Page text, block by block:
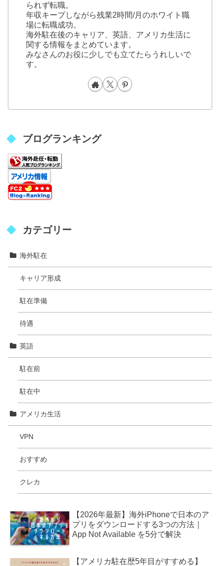
られず転職。
年収キープしながら残業2時間/月のホワイト職
場に転職成功。
海外駐在後のキャリア、英語、アメリカ生活に
関する情報をまとめています。
みなさんのお役に少しでも立てたらうれしいで
す。
ブログランキング
カテゴリー
海外駐在
キャリア形成
駐在準備
待遇
英語
駐在前
駐在中
アメリカ生活
VPN
おすすめ
クレカ
【2026年最新】海外iPhoneで日本のア
プリをダウンロードする3つの方法｜
App Not Available を5分で解決
【アメリカ駐在歴5年目がすすめる】